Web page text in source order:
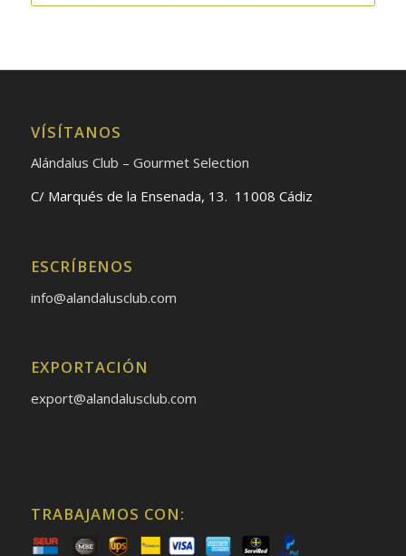
VÍSÍTANOS
Alándalus Club – Gourmet Selection
C/ Marqués de la Ensenada, 13. 11008 Cádiz
ESCRÍBENOS
info@alandalusclub.com
EXPORTACIÓN
export@alandalusclub.com
TRABAJAMOS CON: